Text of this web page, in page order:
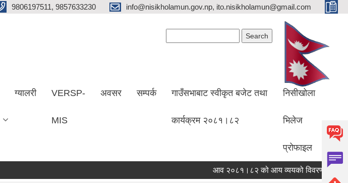
9806197511, 9857633230 info@nisikholamun.gov.np, ito.nisikholamun@gmail.com
ग्यालरी VERSP-
MIS
अवसर सम्पर्क गाउँसभाबाट स्वीकृत बजेट तथा
कार्यक्रम २०८१।८२
निसीखोला
भिलेज
प्रोफाइल
आव २०८१।८२ को आय व्ययको विवरण